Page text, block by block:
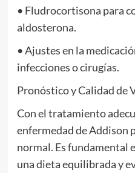
• Fludrocortisona para
aldosterona.
• Ajustes en la
infecciones o cirugías.
Pronóstico y Calidad de
Con el tratamiento
enfermedad de Addison
normal. Es fundamental
una dieta equilibrada y